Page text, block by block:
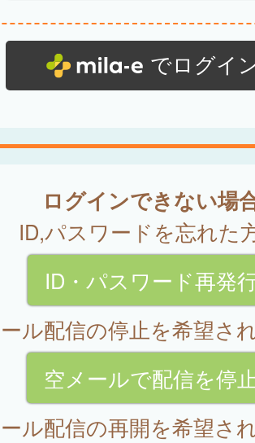
でログイ
ログインできない場
ID,パスワードを忘れた
ID・パスワード再発
ル配信の停止を希望さ
空メールで配信を停
ル配信の再開を希望さ